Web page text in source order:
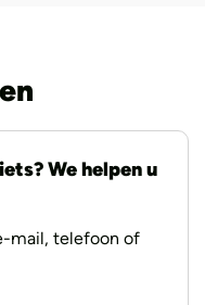
We helpen u
mail, telefoon of